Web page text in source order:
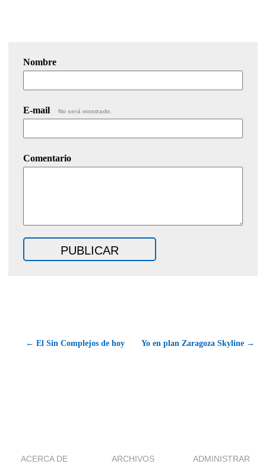
Nombre
E-mail No será mostrado.
Comentario
← El Sin Complejos de hoy Yo en plan Zaragoza Skyline →
ACERCA DE ARCHIVOS ADMINISTRAR